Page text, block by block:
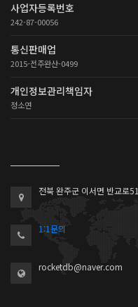
사업자등록번호
242-87-00056
통신판매업
2015-전주완산-0499
개인정보관리책임자
정소연
전북 완주군 이서면 반교로51
1:1문의
rocketdb@naver.com